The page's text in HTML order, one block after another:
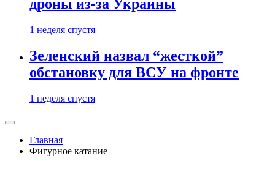
дроны из-за Украины
1 неделя спустя
Зеленский назвал “жесткой”
обстановку для ВСУ на фронте
1 неделя спустя
Главная
Фигурное катание